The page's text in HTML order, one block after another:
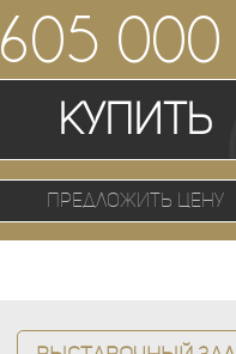
605 000
Купить
Предложить цену